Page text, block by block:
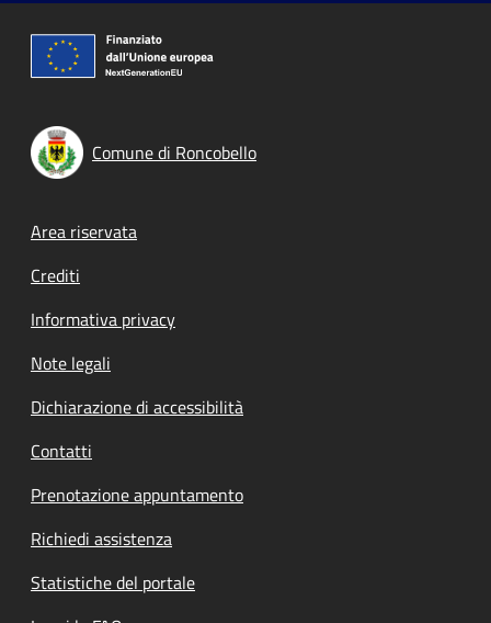
Comune di Roncobello
Footer menu
Area riservata
Crediti
Informativa privacy
Note legali
Dichiarazione di accessibilità
Contatti
Prenotazione appuntamento
Richiedi assistenza
Statistiche del portale